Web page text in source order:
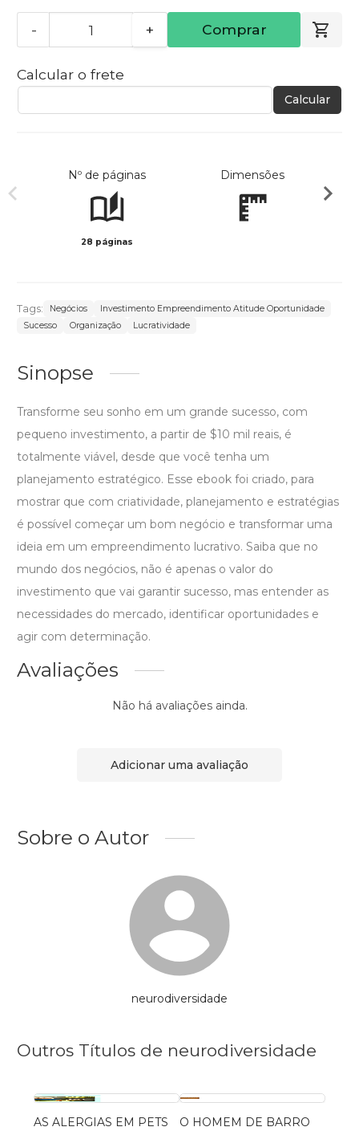
- + Comprar
Calcular o frete
Calcular
Nº de páginas
28 páginas
Dimensões
Tags: Negócios
Investimento Empreendimento Atitude Oportunidade
Sucesso
Organização Lucratividade
Sinopse
Transforme seu sonho em um grande sucesso, com
pequeno investimento, a partir de $10 mil reais, é
totalmente viável, desde que você tenha um
planejamento estratégico. Esse ebook foi criado, para
mostrar que com criatividade, planejamento e estratégias
é possível começar um bom negócio e transformar uma
ideia em um empreendimento lucrativo. Saiba que no
mundo dos negócios, não é apenas o valor do
investimento que vai garantir sucesso, mas entender as
necessidades do mercado, identificar oportunidades e
agir com determinação.
Avaliações
Não há avaliações ainda.
Adicionar uma avaliação
Sobre o Autor
neurodiversidade
Outros Títulos de neurodiversidade
AS ALERGIAS EM PETS
O HOMEM DE BARRO